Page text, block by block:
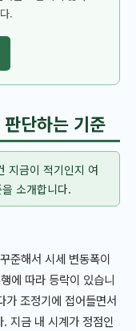
.
단하는 기준
지금이 적기인지 여
소개합니다.
준해서 시세 변동폭이
에 따라 등락이 있습니
가 조정기에 접어들면서
지금 내 시계가 정점인